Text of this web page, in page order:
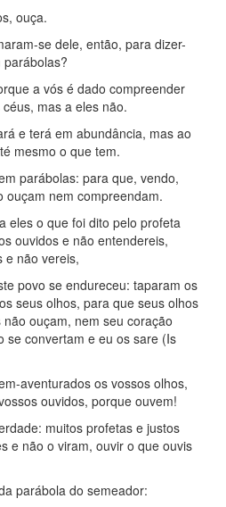
ouça.
se dele, então, para dizer-
parábolas?
a vós é dado compreender
mas a eles não.
e terá em abundância, mas ao
mesmo o que tem.
parábolas: para que, vendo,
ouçam nem compreendam.
eles o que foi dito pelo profeta
ouvidos e não entendereis,
e não vereis,
povo se endureceu: taparam os
seus olhos, para que seus olhos
ouçam, nem seu coração
se convertam e eu os sare (Is
aventurados os vossos olhos,
ouvidos, porque ouvem!
muitos profetas e justos
e não o viram, ouvir o que ouvis
parábola do semeador: